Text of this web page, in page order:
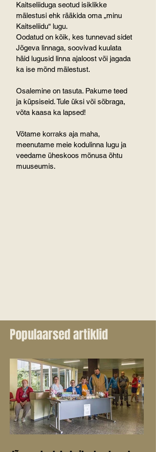
Kaitseliiduga seotud isiklikke
mälestusi ehk rääkida oma „minu
Kaitseliidu“ lugu.
Oodatud on kõik, kes tunnevad sidet
Jõgeva linnaga, soovivad kuulata
häid lugusid linna ajaloost või jagada
ka ise mõnd mälestust.
Osalemine on tasuta. Pakume teed
ja küpsiseid. Tule üksi või sõbraga,
võta kaasa ka lapsed!
Võtame korraks aja maha,
meenutame meie kodulinna lugu ja
veedame üheskoos mõnusa õhtu
muuseumis.
Populaarsed artiklid